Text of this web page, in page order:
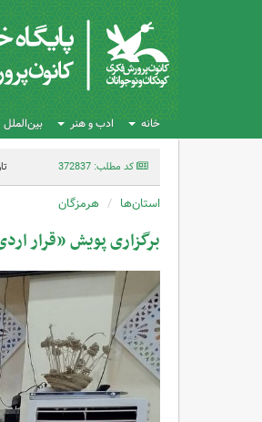
خانه ادب و هنر بین‌الملل
کد مطلب: 372837
استان‌ها هرمزگان
برگزاری پویش «قرار